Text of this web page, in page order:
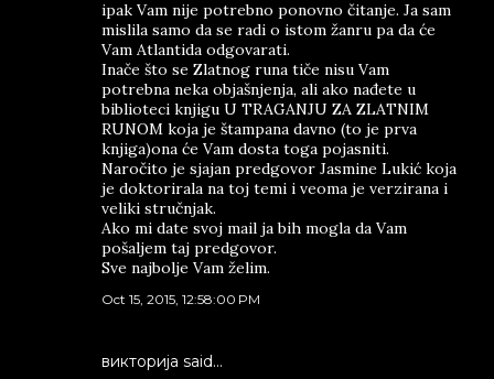
ipak Vam nije potrebno ponovno čitanje. Ja sam
mislila samo da se radi o istom žanru pa da će
Vam Atlantida odgovarati.
Inače što se Zlatnog runa tiče nisu Vam
potrebna neka objašnjenja, ali ako nađete u
biblioteci knjigu U TRAGANJU ZA ZLATNIM
RUNOM koja je štampana davno (to je prva
knjiga)ona će Vam dosta toga pojasniti.
Naročito je sjajan predgovor Jasmine Lukić koja
je doktorirala na toj temi i veoma je verzirana i
veliki stručnjak.
Ako mi date svoj mail ja bih mogla da Vam
pošaljem taj predgovor.
Sve najbolje Vam želim.
Oct 15, 2015, 12:58:00 PM
викторија said…